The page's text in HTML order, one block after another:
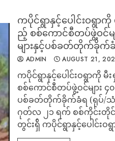
ကပိုင်ရွာနှင့်ပေါင်းဝရွာ
ည့် စစ်ကောင်စီတပ်ဖွဲ့ဝင်မျ
များနှင့်ပစ်ခတ်တိုက်ခိုက်
ADMIN AUGUST 21,
ကပိုင်ရွာနှင့်ပေါင်းဝရွာကို
စစ်ကောင်စီတပ်ဖွဲ့ဝင်များ ၄၀
ပစ်ခတ်တိုက်ခိုက်ခံရ (ရုပ်/သံ)
ဂုတ်လ ၂၁ ရက် စစ်ကိုင်းတိုင်
တွင်းရှ်ိ ကပိုင်ရွာနှင့်ပေါင်းဝ